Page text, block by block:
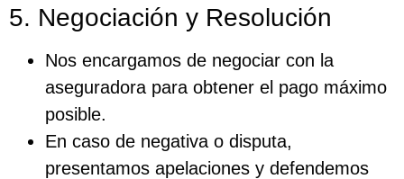
5. Negociación y Resolución
Nos encargamos de negociar con la
aseguradora para obtener el pago máximo
posible.
En caso de negativa o disputa,
presentamos apelaciones y defendemos